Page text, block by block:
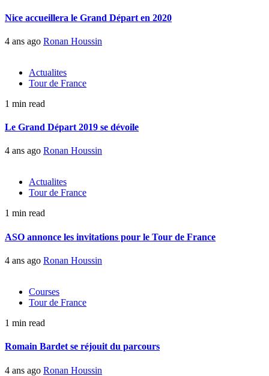
Nice accueillera le Grand Départ en 2020
4 ans ago Ronan Houssin
Actualites
Tour de France
1 min read
Le Grand Départ 2019 se dévoile
4 ans ago Ronan Houssin
Actualites
Tour de France
1 min read
ASO annonce les invitations pour le Tour de France
4 ans ago Ronan Houssin
Courses
Tour de France
1 min read
Romain Bardet se réjouit du parcours
4 ans ago Ronan Houssin